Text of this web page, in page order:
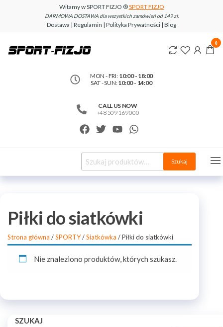
Witamy w SPORT FIZJO ®SPORT FIZJO
DARMOWA DOSTAWA dla wszystkich zamówień od 149 zł.
Dostawa | Regulamin | Polityka Prywatności | Blog
www.sport-
MON - FRI: 10:00 - 18:00
SAT - SUN:10:00 - 14:00
CALL US NOW
+48 509 169 000
0
Szukaj
Piłki do siatkówki
Strona główna /SPORTY/Siatkówka / Piłki do siatkówki
Nie znaleziono produktów, których szukasz.
SZUKAJ